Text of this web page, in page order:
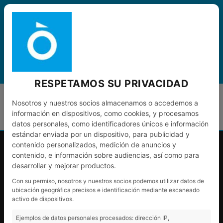
CAT
TRANSMISSIÓRESPETAMOS SU PRIVACIDAD
Nosotros y nuestros socios almacenamos o accedemos a
información en dispositivos, como cookies, y procesamos
datos personales, como identificadores únicos e información
estándar enviada por un dispositivo, para publicidad y
contenido personalizados, medición de anuncios y
contenido, e información sobre audiencias, así como para
desarrollar y mejorar productos.
Con su permiso, nosotros y nuestros socios podemos utilizar datos de
ubicación geográfica precisos e identificación mediante escaneado
activo de dispositivos.
Ejemplos de datos personales procesados: dirección IP,